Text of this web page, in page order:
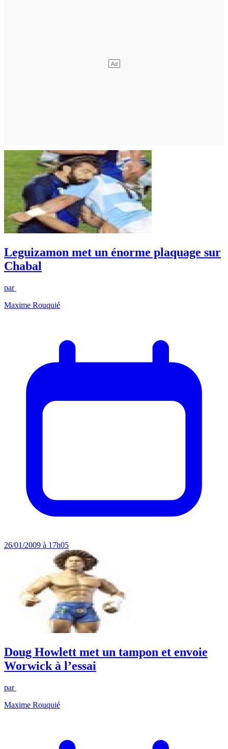
Leguizamon met un énorme plaquage sur
Chabal
par
Maxime Rouquié
26/01/2009 à 17h05
Doug Howlett met un tampon et envoie
Worwick à l’essai
par
Maxime Rouquié